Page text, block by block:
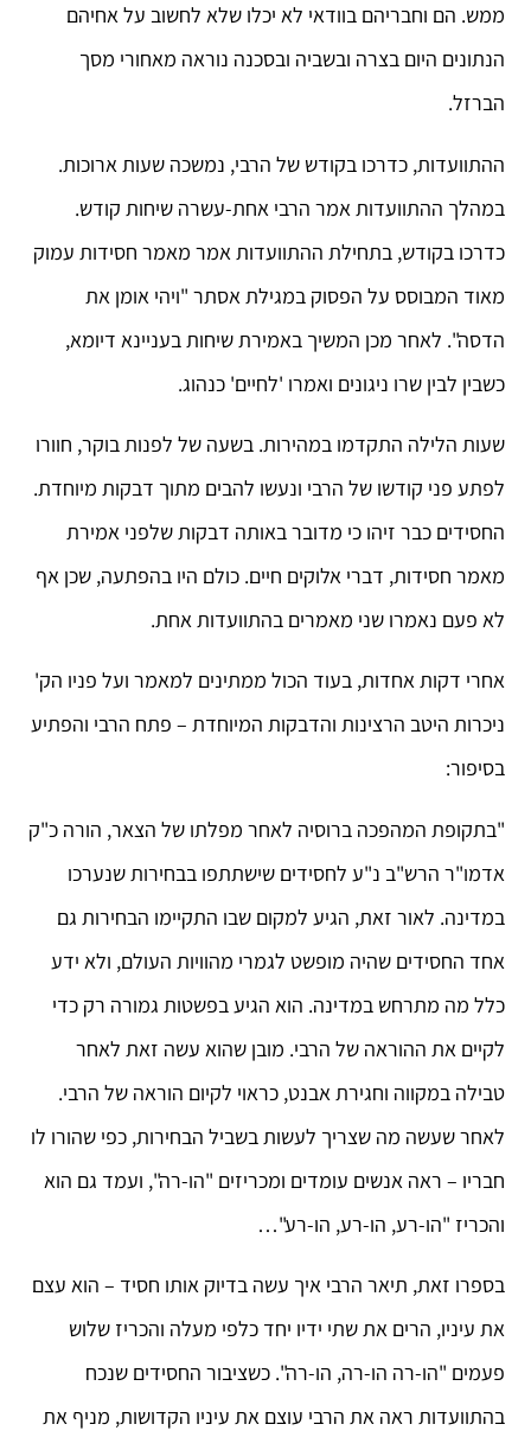
ממש. הם וחבריהם בוודאי לא יכלו שלא לחשוב על אחיהם
הנתונים היום בצרה ובשביה ובסכנה נוראה מאחורי מסך
הברזל.
ההתוועדות, כדרכו בקודש של הרבי, נמשכה שעות ארוכות.
במהלך ההתוועדות אמר הרבי אחת-עשרה שיחות קודש.
כדרכו בקודש, בתחילת ההתוועדות אמר מאמר חסידות עמוק
מאוד המבוסס על הפסוק במגילת אסתר "ויהי אומן את
הדסה". לאחר מכן המשיך באמירת שיחות בעניינא דיומא,
כשבין לבין שרו ניגונים ואמרו 'לחיים' כנהוג.
שעות הלילה התקדמו במהירות. בשעה של לפנות בוקר, חוורו
לפתע פני קודשו של הרבי ונעשו להבים מתוך דבקות מיוחדת.
החסידים כבר זיהו כי מדובר באותה דבקות שלפני אמירת
מאמר חסידות, דברי אלוקים חיים. כולם היו בהפתעה, שכן אף
לא פעם נאמרו שני מאמרים בהתוועדות אחת.
אחרי דקות אחדות, בעוד הכול ממתינים למאמר ועל פניו הק'
ניכרות היטב הרצינות והדבקות המיוחדת – פתח הרבי והפתיע
בסיפור:
"בתקופת המהפכה ברוסיה לאחר מפלתו של הצאר, הורה כ"ק
אדמו"ר הרש"ב נ"ע לחסידים שישתתפו בבחירות שנערכו
במדינה. לאור זאת, הגיע למקום שבו התקיימו הבחירות גם
אחד החסידים שהיה מופשט לגמרי מהוויות העולם, ולא ידע
כלל מה מתרחש במדינה. הוא הגיע בפשטות גמורה רק כדי
לקיים את ההוראה של הרבי. מובן שהוא עשה זאת לאחר
טבילה במקווה וחגירת אבנט, כראוי לקיום הוראה של הרבי.
לאחר שעשה מה שצריך לעשות בשביל הבחירות, כפי שהורו לו
חבריו – ראה אנשים עומדים ומכריזים "הו-רה", ועמד גם הוא
והכריז "הו-רע, הו-רע, הו-רע"…
בספרו זאת, תיאר הרבי איך עשה בדיוק אותו חסיד – הוא עצם
את עיניו, הרים את שתי ידיו יחד כלפי מעלה והכריז שלוש
פעמים "הו-רה הו-רה, הו-רה". כשציבור החסידים שנכח
בהתוועדות ראה את הרבי עוצם את עיניו הקדושות, מניף את